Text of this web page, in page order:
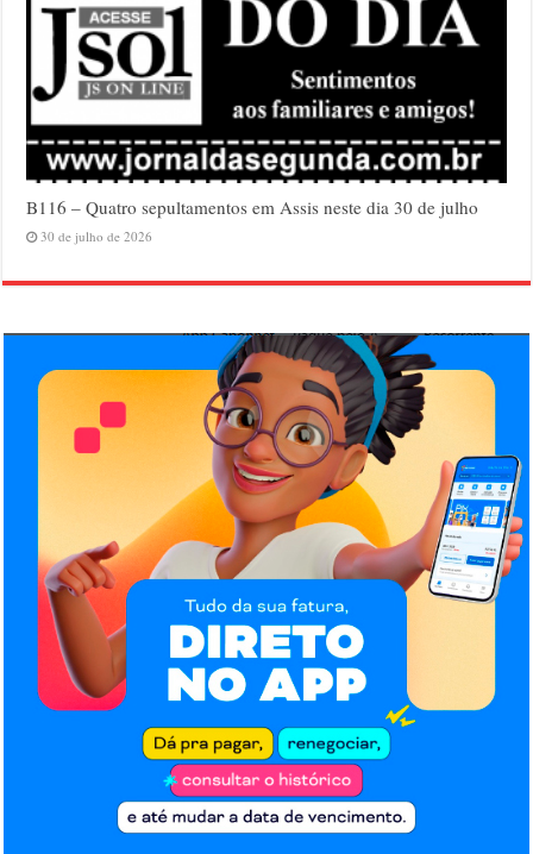
B116 – Quatro sepultamentos em Assis neste dia 30 de julho
30 de julho de 2026